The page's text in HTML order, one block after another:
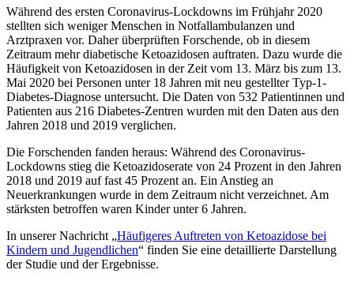
Während des ersten Coronavirus-Lockdowns im Frühjahr 2020
stellten sich weniger Menschen in Notfallambulanzen und
Arztpraxen vor. Daher überprüften Forschende, ob in diesem
Zeitraum mehr diabetische Ketoazidosen auftraten. Dazu wurde die
Häufigkeit von Ketoazidosen in der Zeit vom 13. März bis zum 13.
Mai 2020 bei Personen unter 18 Jahren mit neu gestellter Typ-1-
Diabetes-Diagnose untersucht. Die Daten von 532 Patientinnen und
Patienten aus 216 Diabetes-Zentren wurden mit den Daten aus den
Jahren 2018 und 2019 verglichen.
Die Forschenden fanden heraus: Während des Coronavirus-
Lockdowns stieg die Ketoazidoserate von 24 Prozent in den Jahren
2018 und 2019 auf fast 45 Prozent an. Ein Anstieg an
Neuerkrankungen wurde in dem Zeitraum nicht verzeichnet. Am
stärksten betroffen waren Kinder unter 6 Jahren.
In unserer Nachricht „Häufigeres Auftreten von Ketoazidose bei
Kindern und Jugendlichen“ finden Sie eine detaillierte Darstellung
der Studie und der Ergebnisse.